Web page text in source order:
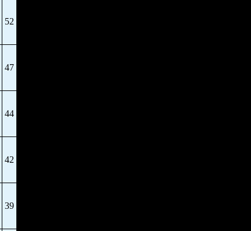
52
47
44
42
39